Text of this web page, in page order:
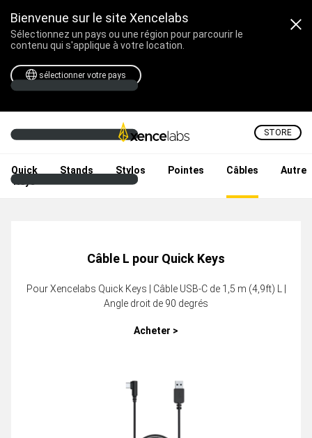
Bienvenue sur le site Xencelabs
Sélectionnez un pays ou une région pour parcourir le
contenu qui s'applique à votre location.
sélectionner votre pays
STORE
Tablettes et Écrans
Quick
Keys
Stands Stylos Pointes Câbles Autre
Câble L pour Quick Keys
Pour Xencelabs Quick Keys | Câble USB-C de 1,5 m (4,9ft) L |
Angle droit de 90 degrés
Acheter >